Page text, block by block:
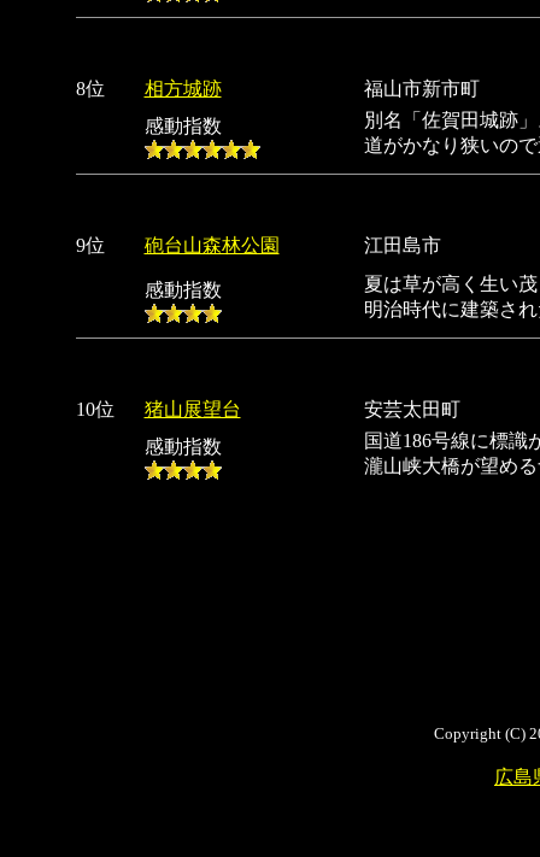
8位 相方城跡
福山市新市町
感動指数
別名「佐賀田城跡
道がかなり狭いの
9位 砲台山森林公園 江田島市
感動指数
夏は草が高く生い
明治時代に建築さ
10位 猪山展望台
安芸太田町
感動指数
国道186号線に標識
瀧山峡大橋が望め
Copyright (C)
広島